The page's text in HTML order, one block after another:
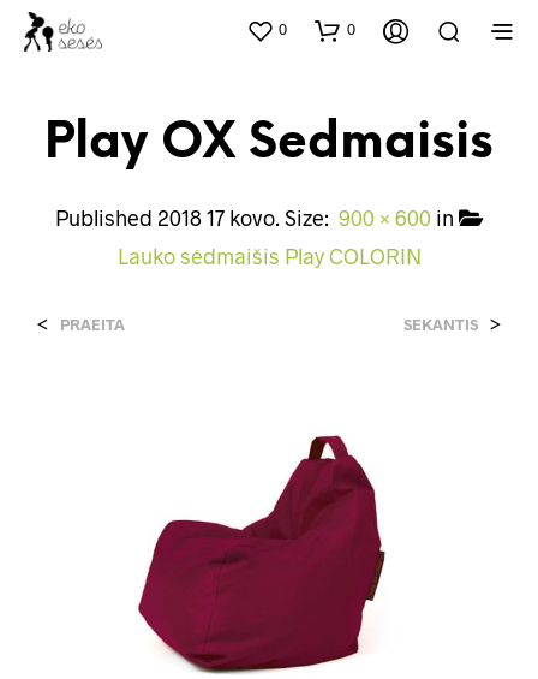
0 0
Play OX Sedmaisis
Published 2018 17 kovo. Size: 900 × 600 in
Lauko sėdmaišis Play COLORIN
< PRAEITA SEKANTIS >